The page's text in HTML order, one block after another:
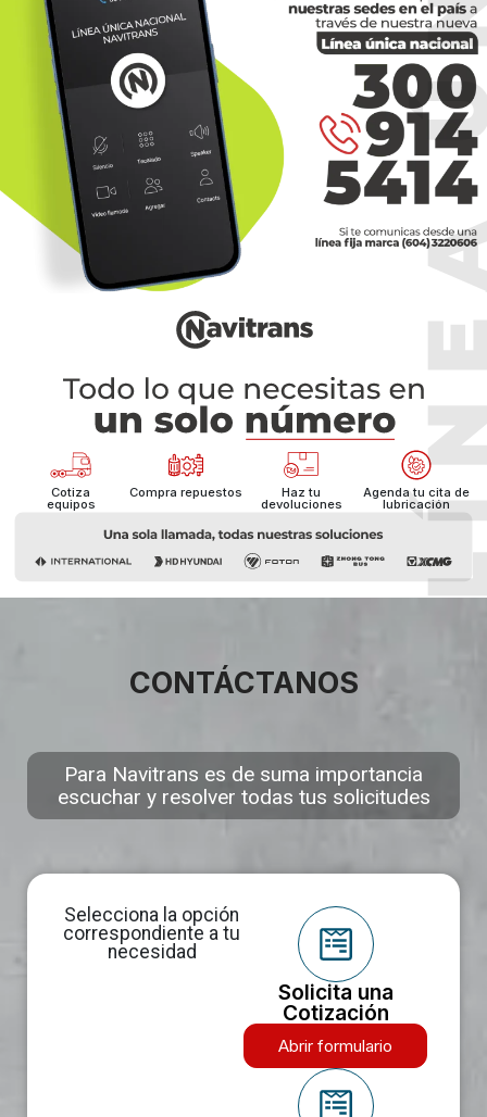
Cotiza
equipos
Compra repuestos Haz tu
devoluciones
Agenda tu cita de
lubricación
CONTÁCTANOS
Para Navitrans es de suma importancia
escuchar y resolver todas tus solicitudes
Selecciona la opción
correspondiente a tu
necesidad
Solicita una
Cotización
Abrir formulario